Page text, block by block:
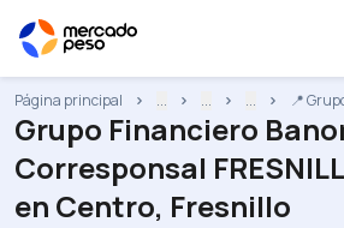
Página principal ... ... ... 📍
Grupo Financiero
Corresponsal
en Centro, Fresnillo